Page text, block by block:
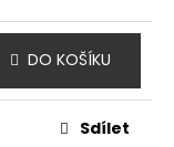
DO KOŠÍKU
Sdílet